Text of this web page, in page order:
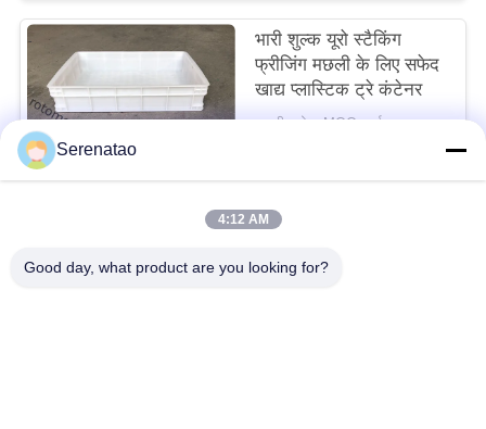
भारी शुल्क यूरो स्टैकिंग
फ्रीजिंग मछली के लिए सफेद
खाद्य प्लास्टिक ट्रे कंटेनर
बातचीत योग्य MOQ:चर्चा
लोकप्रिय श्रेणियां
Serenatao
4:12 AM
Good day, what product are you looking for?